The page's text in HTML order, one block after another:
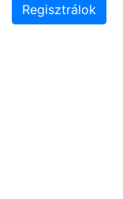
Regisztrálok